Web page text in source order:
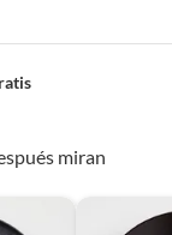
como clientes
para devolver por ley.
establecido en el
miran